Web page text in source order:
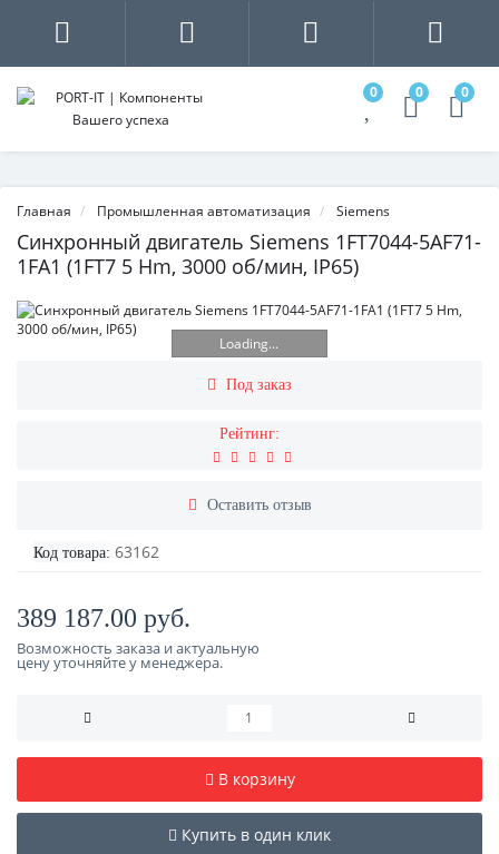
0 0 0
Главная Промышленная автоматизация Siemens
Синхронный двигатель Siemens 1FT7044-5AF71-
1FA1 (1FT7 5 Hm, 3000 об/мин, IP65)
Loading...
Под заказ
Рейтинг:
Оставить отзыв
Код товара: 63162
389 187.00 руб.
Возможность заказа и актуальную
цену уточняйте у менеджера.
В корзину
Купить в один клик